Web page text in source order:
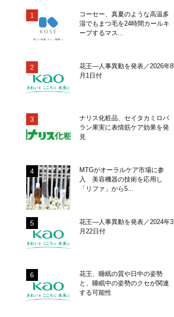
コーセー、真夏のような高温多
湿でもまつ毛を24時間カールキ
ープするマス...
花王―人事異動を発表／2026年8
月1日付
ナリス化粧品、セイタカミロバ
ラン果実に表情筋ケア効果を発
見
MTGがオーラルケア市場に参
入 美容機器の技術を応用し
「リファ」から5...
花王―人事異動を発表／2024年3
月22日付
花王、睡眠の質や日中の姿勢
と、睡眠中の姿勢のクセが関連
する可能性